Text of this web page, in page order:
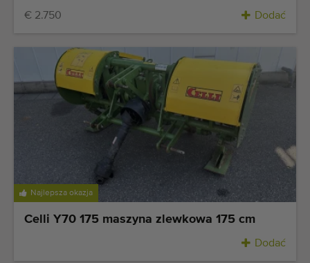
€ 2.750 Dodać
Najlepsza okazja
Celli Y70 175 maszyna zlewkowa 175 cm
Dodać